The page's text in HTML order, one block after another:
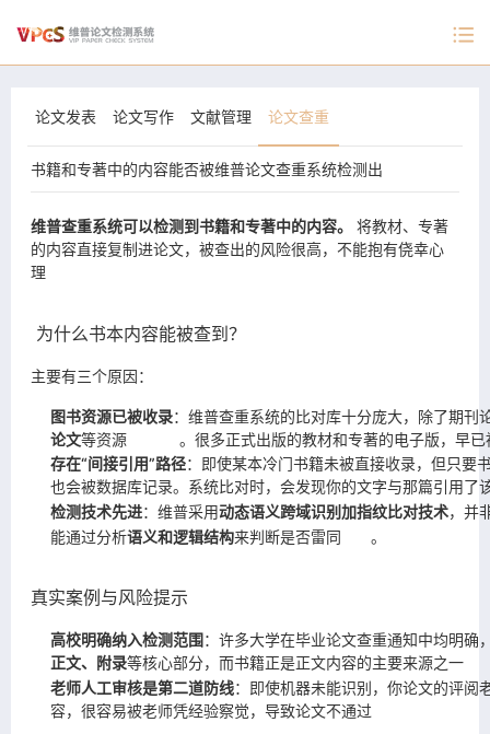
论文发表 论文写作 文献管理 论文查重
书籍和专著中的内容能否被维普论文查重系统检测出
维普查重系统可以检测到书籍和专著中的内容。
将教材、专著
的内容直接复制进论文，被查出的风险很高，不能抱有侥幸心
理
为什么书本内容能被查到？
主要有三个原因：
图书资源已被收录：维普查重系统的比对库十分庞大，除了期刊
论文等资源
。很多正式出版的教材和专著的电子版，早
存在“间接引用”路径：即使某本冷门书籍未被直接收录，但只要
也会被数据库记录。系统比对时，会发现你的文字与那篇引用了
检测技术先进：维普采用动态语义跨域识别加指纹比对技术，并
能通过分析语义和逻辑结构来判断是否雷同 。
真实案例与风险提示
高校明确纳入检测范围：许多大学在毕业论文查重通知中均明确
正文、附录等核心部分，而书籍正是正文内容的主要来源之一
老师人工审核是第二道防线：即使机器未能识别，你论文的评阅
容，很容易被老师凭经验察觉，导致论文不通过